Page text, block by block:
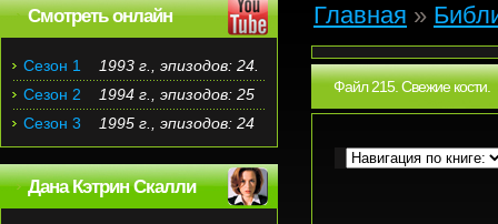
Главная »
Файл 215. Свежие кости.
Смотреть онлайн
Сезон 1
1993 г., эпизодов: 24.
Сезон 2
1994 г., эпизодов: 25
Сезон 3
1995 г., эпизодов: 24
Дана Кэтрин Скалли